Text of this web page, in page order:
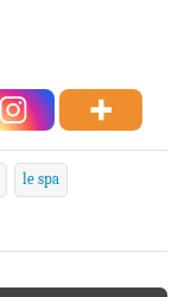
le spa